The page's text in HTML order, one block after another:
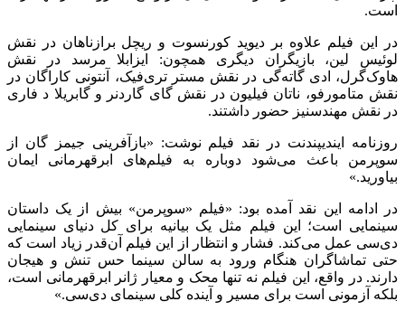
است.
در این فیلم علاوه بر دیوید کورنسوت و ریچل برازناهان در نقش
لوئیس لین، بازیگران دیگری همچون: ایزابلا مرسد در نقش
هاوک‌گرل، ادی گاته‌گی در نقش مستر تری‌فیک، آنتونی کاراگان در
نقش متامورفو، ناتان فیلیون در نقش گای گاردنر و گابریلا د فاری
در نقش مهندسنیز حضور داشتند.
روزنامه ایندیپندنت در نقد فیلم نوشت: «بازآفرینی جیمز گان از
سوپرمن باعث می‌شود دوباره به فیلم‌های ابرقهرمانی ایمان
بیاورید.»
در ادامه این نقد آمده بود: «فیلم «سوپرمن» بیش از یک داستان
سینمایی است؛ این فیلم مثل یک بیانیه برای کل دنیای سینمایی
دی‌سی عمل می‌کند. فشار و انتظار از این فیلم آن‌قدر زیاد است که
حتی تماشاگران هنگام ورود به سالن سینما حس تنش و هیجان
دارند. در واقع، این فیلم نه تنها محک و معیار ژانر ابرقهرمانی است،
بلکه آزمونی است برای مسیر و آینده کلی سینمای دی‌سی.»